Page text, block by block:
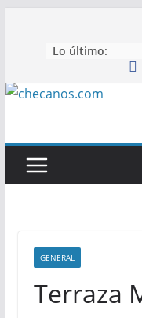
Lo último:
GENERAL
Terraza